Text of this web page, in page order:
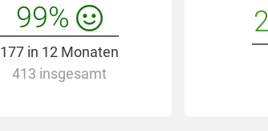
99%
177 in 12 Monaten
413 insgesamt